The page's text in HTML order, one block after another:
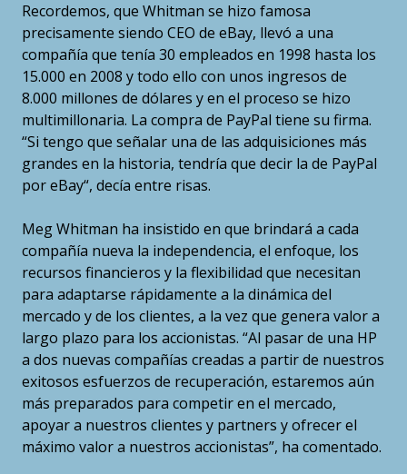
Recordemos, que Whitman se hizo famosa
precisamente siendo CEO de eBay, llevó a una
compañía que tenía 30 empleados en 1998 hasta los
15.000 en 2008 y todo ello con unos ingresos de
8.000 millones de dólares y en el proceso se hizo
multimillonaria. La compra de PayPal tiene su firma.
“Si tengo que señalar una de las adquisiciones más
grandes en la historia, tendría que decir la de PayPal
por eBay“, decía entre risas.
Meg Whitman ha insistido en que brindará a cada
compañía nueva la independencia, el enfoque, los
recursos financieros y la flexibilidad que necesitan
para adaptarse rápidamente a la dinámica del
mercado y de los clientes, a la vez que genera valor a
largo plazo para los accionistas. “Al pasar de una HP
a dos nuevas compañías creadas a partir de nuestros
exitosos esfuerzos de recuperación, estaremos aún
más preparados para competir en el mercado,
apoyar a nuestros clientes y partners y ofrecer el
máximo valor a nuestros accionistas”, ha comentado.